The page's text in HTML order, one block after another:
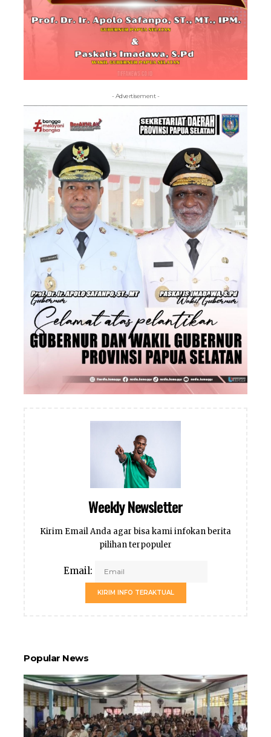
- Advertisement -
Weekly Newsletter
Kirim Email Anda agar bisa kami infokan berita
pilihan terpopuler
Email:
KIRIM INFO TERAKTUAL
Popular News